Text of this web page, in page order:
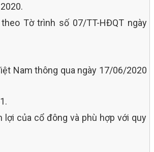
theo Tờ trình số 07/TT-HĐQT ngày
Nam thông qua ngày 17/06/2020
của cổ đông và phù hợp với quy